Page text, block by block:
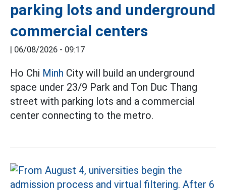
parking lots and underground
commercial centers
| 06/08/2026 - 09:17
Ho Chi Minh City will build an underground
space under 23/9 Park and Ton Duc Thang
street with parking lots and a commercial
center connecting to the metro.